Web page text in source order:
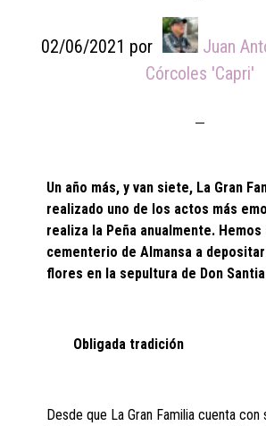
02/06/2021 por
Juan
Córcoles 'Capri'
Un año más, y van siete, La Gran
realizado uno de los actos más
realiza la Peña anualmente. Hemos
cementerio de Almansa a
flores en la sepultura de Don
Obligada tradición
Desde que La Gran Familia cuenta con